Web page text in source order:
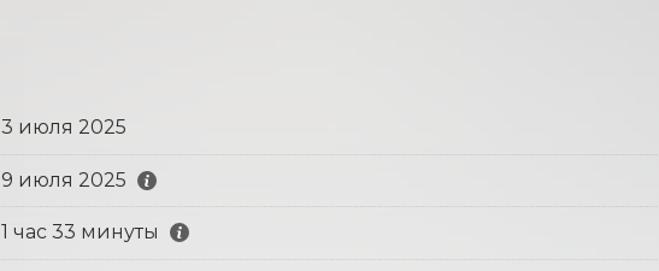
3 июля 2025
9 июля 2025
1 час 33 минуты